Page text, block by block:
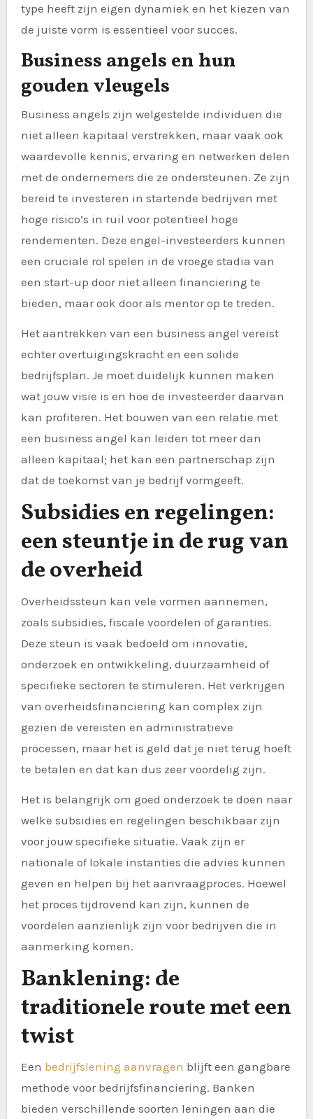
type heeft zijn eigen dynamiek en het kiezen van
de juiste vorm is essentieel voor succes.
Business angels en hun
gouden vleugels
Business angels zijn welgestelde individuen die
niet alleen kapitaal verstrekken, maar vaak ook
waardevolle kennis, ervaring en netwerken delen
met de ondernemers die ze ondersteunen. Ze zijn
bereid te investeren in startende bedrijven met
hoge risico’s in ruil voor potentieel hoge
rendementen. Deze engel-investeerders kunnen
een cruciale rol spelen in de vroege stadia van
een start-up door niet alleen financiering te
bieden, maar ook door als mentor op te treden.
Het aantrekken van een business angel vereist
echter overtuigingskracht en een solide
bedrijfsplan. Je moet duidelijk kunnen maken
wat jouw visie is en hoe de investeerder daarvan
kan profiteren. Het bouwen van een relatie met
een business angel kan leiden tot meer dan
alleen kapitaal; het kan een partnerschap zijn
dat de toekomst van je bedrijf vormgeeft.
Subsidies en regelingen:
een steuntje in de rug van
de overheid
Overheidssteun kan vele vormen aannemen,
zoals subsidies, fiscale voordelen of garanties.
Deze steun is vaak bedoeld om innovatie,
onderzoek en ontwikkeling, duurzaamheid of
specifieke sectoren te stimuleren. Het verkrijgen
van overheidsfinanciering kan complex zijn
gezien de vereisten en administratieve
processen, maar het is geld dat je niet terug hoeft
te betalen en dat kan dus zeer voordelig zijn.
Het is belangrijk om goed onderzoek te doen naar
welke subsidies en regelingen beschikbaar zijn
voor jouw specifieke situatie. Vaak zijn er
nationale of lokale instanties die advies kunnen
geven en helpen bij het aanvraagproces. Hoewel
het proces tijdrovend kan zijn, kunnen de
voordelen aanzienlijk zijn voor bedrijven die in
aanmerking komen.
Banklening: de
traditionele route met een
twist
Een bedrijfslening aanvragen blijft een gangbare
methode voor bedrijfsfinanciering. Banken
bieden verschillende soorten leningen aan die